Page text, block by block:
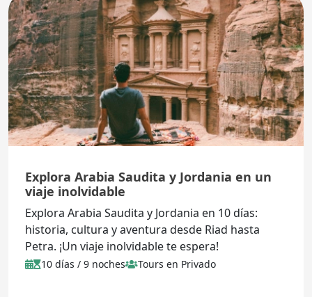
Explora Arabia Saudita y Jordania en un
viaje inolvidable
Explora Arabia Saudita y Jordania en 10 días:
historia, cultura y aventura desde Riad hasta
Petra. ¡Un viaje inolvidable te espera!
10 días / 9 noches Tours en Privado